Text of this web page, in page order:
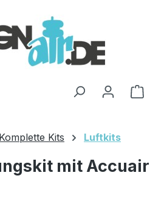
Komplette Kits Luftkits
mit Accuair